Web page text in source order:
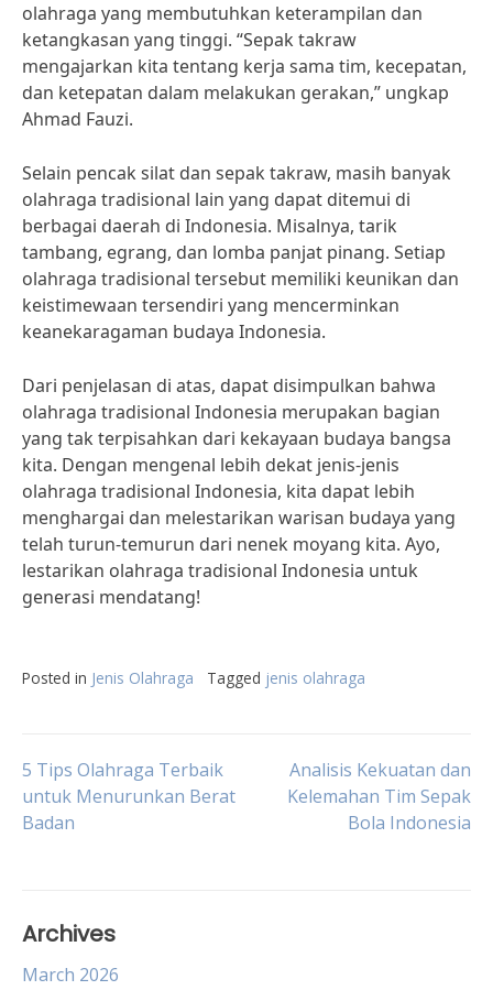
olahraga yang membutuhkan keterampilan dan
ketangkasan yang tinggi. “Sepak takraw
mengajarkan kita tentang kerja sama tim, kecepatan,
dan ketepatan dalam melakukan gerakan,” ungkap
Ahmad Fauzi.
Selain pencak silat dan sepak takraw, masih banyak
olahraga tradisional lain yang dapat ditemui di
berbagai daerah di Indonesia. Misalnya, tarik
tambang, egrang, dan lomba panjat pinang. Setiap
olahraga tradisional tersebut memiliki keunikan dan
keistimewaan tersendiri yang mencerminkan
keanekaragaman budaya Indonesia.
Dari penjelasan di atas, dapat disimpulkan bahwa
olahraga tradisional Indonesia merupakan bagian
yang tak terpisahkan dari kekayaan budaya bangsa
kita. Dengan mengenal lebih dekat jenis-jenis
olahraga tradisional Indonesia, kita dapat lebih
menghargai dan melestarikan warisan budaya yang
telah turun-temurun dari nenek moyang kita. Ayo,
lestarikan olahraga tradisional Indonesia untuk
generasi mendatang!
Posted in Jenis Olahraga Tagged jenis olahraga
Post
navigation
5 Tips Olahraga Terbaik
untuk Menurunkan Berat
Badan
Analisis Kekuatan dan
Kelemahan Tim Sepak
Bola Indonesia
Archives
March 2026